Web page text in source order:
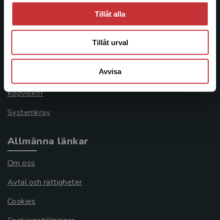
Tillåt alla
Tillåt urval
Avvisa
046-31 21 00
Köpvillkor
Systemkrav
Allmänna länkar
Om oss
Avtal och rättigheter
Cookies